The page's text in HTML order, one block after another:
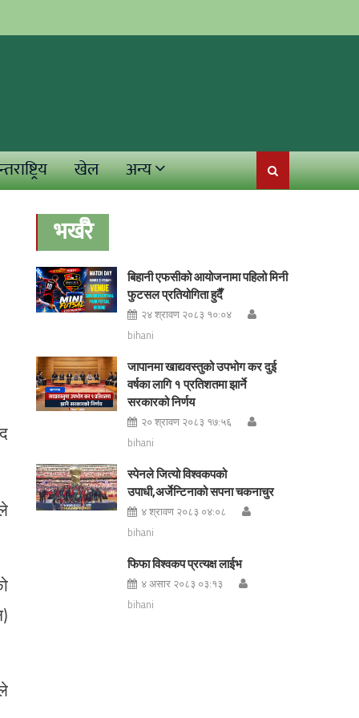
खेल अन्य
भर्खरै
बिहानी एफसीको आयोजनामा पहिलो मिनी
फुटसल प्रतियोगिता हुदैँ
२४ श्रावण २०८३ १०:०४
bihani
जापानमा खाद्यवस्तुको उपभोग कर दुई
वर्षका लागि १ प्रतिशतमा झार्ने
सरकारको निर्णय
२० श्रावण २०८३ १७:५६
bihani
स्पेनले जित्यो विश्वकपको
उपाधी,अर्जेन्टिनाको सपना चकनाचुर
४ श्रावण २०८३ ०४:०८
bihani
फिफा विश्वकप प्रत्यक्ष लाईभ
४ असार २०८३ ०३:१३
bihani